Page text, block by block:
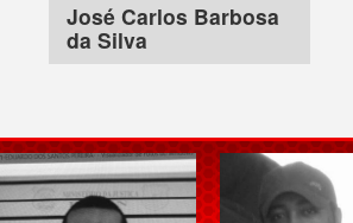
José Carlos Barbosa
da Silva